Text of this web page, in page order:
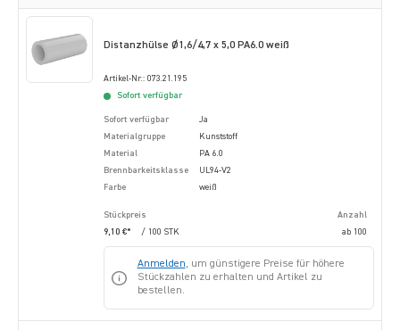
Distanzhülse Ø1,6/4,7 x 5,0 PA6.0 weiß
Artikel-Nr.: 073.21.195
Sofort verfügbar
Sofort verfügbar
Ja
Materialgruppe
Kunststoff
Material
PA 6.0
Brennbarkeitsklasse
UL94-V2
Farbe
weiß
Stückpreis
Anzahl
9,10 €*
/ 100 STK ab 100
Anmelden, um günstigere Preise für höhere
Stückzahlen zu erhalten und Artikel zu
bestellen.